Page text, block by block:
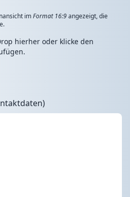
imFormat 16:9angezeigt, die
hierher oder klicke den